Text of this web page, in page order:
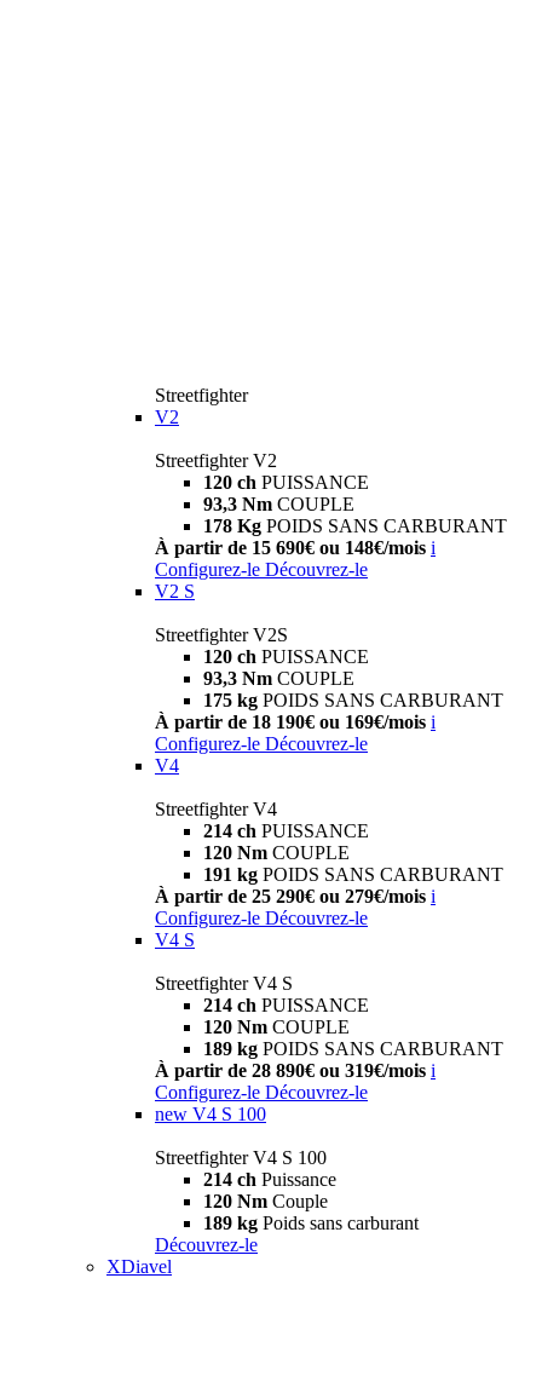
Streetfighter
V2
Streetfighter V2
120 ch PUISSANCE
93,3 Nm COUPLE
178 Kg POIDS SANS CARBURANT
À partir de 15 690€ ou 148€/mois i
Configurez-le Découvrez-le
V2 S
Streetfighter V2S
120 ch PUISSANCE
93,3 Nm COUPLE
175 kg POIDS SANS CARBURANT
À partir de 18 190€ ou 169€/mois i
Configurez-le Découvrez-le
V4
Streetfighter V4
214 ch PUISSANCE
120 Nm COUPLE
191 kg POIDS SANS CARBURANT
À partir de 25 290€ ou 279€/mois i
Configurez-le Découvrez-le
V4 S
Streetfighter V4 S
214 ch PUISSANCE
120 Nm COUPLE
189 kg POIDS SANS CARBURANT
À partir de 28 890€ ou 319€/mois i
Configurez-le Découvrez-le
new V4 S 100
Streetfighter V4 S 100
214 ch Puissance
120 Nm Couple
189 kg Poids sans carburant
Découvrez-le
XDiavel